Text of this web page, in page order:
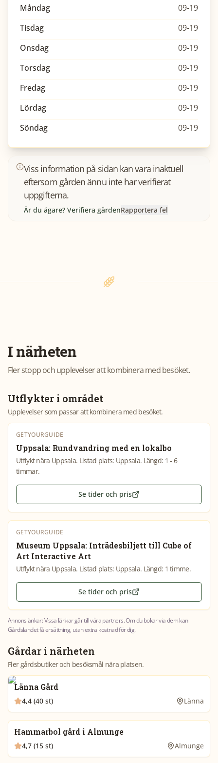
Måndag
09-19
Tisdag
09-19
Onsdag
09-19
Torsdag
09-19
Fredag
09-19
Lördag
09-19
Söndag
09-19
Viss information på sidan kan vara inaktuell
eftersom gården ännu inte har verifierat
uppgifterna.
Är du ägare? Verifiera gårdenRapportera fel
I närheten
Fler stopp och upplevelser att kombinera med besöket.
Utflykter i området
Upplevelser som passar att kombinera med besöket.
GETYOURGUIDE
Uppsala: Rundvandring med en lokalbo
Utflykt nära Uppsala. Listad plats: Uppsala. Längd: 1 - 6
timmar.
Se tider och pris
GETYOURGUIDE
Museum Uppsala: Inträdesbiljett till Cube of
Art Interactive Art
Utflykt nära Uppsala. Listad plats: Uppsala. Längd: 1 timme.
Se tider och pris
Annonslänkar: Vissa länkar går till våra partners. Om du bokar via dem kan
Gårdslandet få ersättning, utan extra kostnad för dig.
Gårdar i närheten
Fler gårdsbutiker och besöksmål nära platsen.
Länna Gård
4,4 (40 st) Länna
Hammarbol gård i Almunge
4,7 (15 st) Almunge